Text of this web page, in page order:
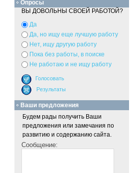
Опросы
ВЫ ДОВОЛЬНЫ СВОЕЙ РАБОТОЙ?
Да
Да, но ищу еще лучшую работу
Нет, ищу другую работу
Пока без работы, в поиске
Не работаю и не ищу работу
Ваши предложения
Будем рады получить Ваши
предложения или замечания по
развитию и содержанию сайта.
Сообщение: